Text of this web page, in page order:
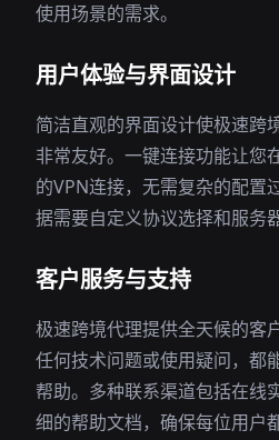
使用场景的需求。
用户体验与界面设计
简洁直观的界面设计使极速跨
非常友好。一键连接功能让您
的VPN连接，无需复杂的配置
据需要自定义协议选择和服务
客户服务与支持
极速跨境代理提供全天候的客
任何技术问题或使用疑问，都
帮助。多种联系渠道包括在线
细的帮助文档，确保每位用户